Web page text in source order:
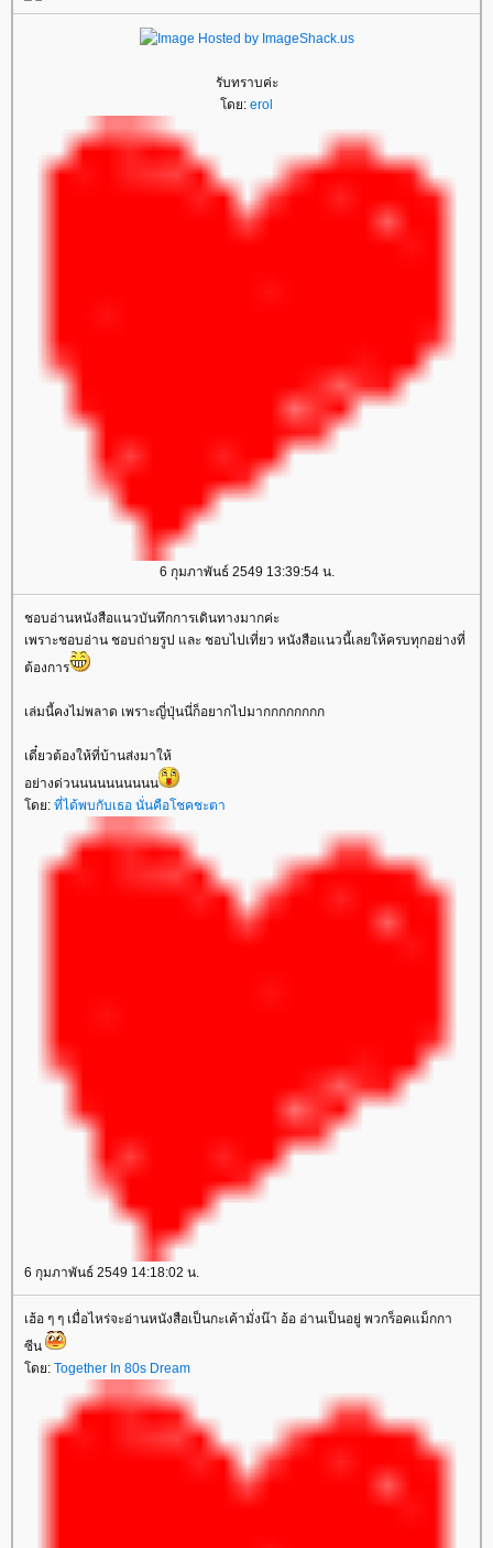
รับทราบค่ะ
ดย: erol
6 กุมภาพันธ์ 2549 13:39:54 น.
ชอบอ่านหนังสือแนวบันทึกการเดินทางมากค่ะ
เพราะชอบอ่าน ชอบถ่ายรูป และ ชอบไปเที่ยว หนังสือแนวนี้เลยให้ครบทุกอย่างที่
ต้องการ
เล่มนี้คงไม่พลาด เพราะญี่ปุ่นนี่ก็อยากไปมากกกกกกกก
เดี๋ยวต้องให้ที่บ้านส่งมาให้
อย่างด่วนนนนนนนนนน
ดย: ที่ได้พบกับเธอ นั่นคือโชคชะตา
6 กุมภาพันธ์ 2549 14:18:02 น.
เฮ้อ ๆ ๆ เมื่อไหร่จะอ่านหนังสือเป็นกะเค้ามั่งน๊า อ้อ อ่านเป็นอยู่ พวกร็อคแม็กกา
ซีน
ดย: Together In 80s Dream